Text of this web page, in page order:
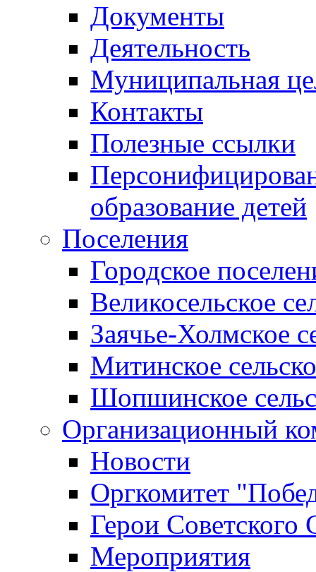
Документы
Деятельность
Муниципальная
Контакты
Полезные ссылки
образование детей
Поселения
Городское
Великосельское
Заячье-Холмское
Митинское
Шопшинское
Организационный
Новости
Оргкомитет
Герои Советского
Мероприятия